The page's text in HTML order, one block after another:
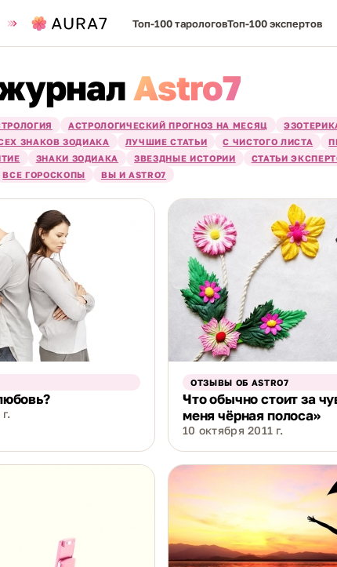
Топ-100 тарологовТоп-100 экспертов
Astro7
АСТРОЛОГИЧЕСКИЙ ПРОГНОЗ НА МЕСЯЦ
ЗНАКОВ ЗОДИАКА
ЛУЧШИЕ СТАТЬИ С ЧИСТОГО ЛИСТА
ЗНАКИ ЗОДИАКА ЗВЕЗДНЫЕ ИСТОРИИ
СТАТЬИ
ВСЕ ГОРОСКОПЫ ВЫ И ASTRO7
ОТЗЫВЫ ОБ ASTRO7
Что обычно стоит за
меня чёрная полоса»
10 октября 2011 г.